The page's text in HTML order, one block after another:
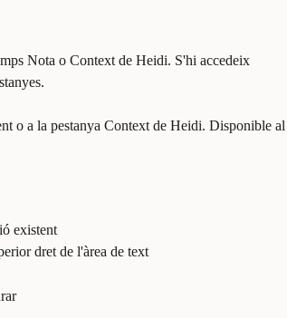
Nota o Context de Heidi. S'hi accedeix
o a la pestanya Context de Heidi. Disponible al
existent
dret de l'àrea de text